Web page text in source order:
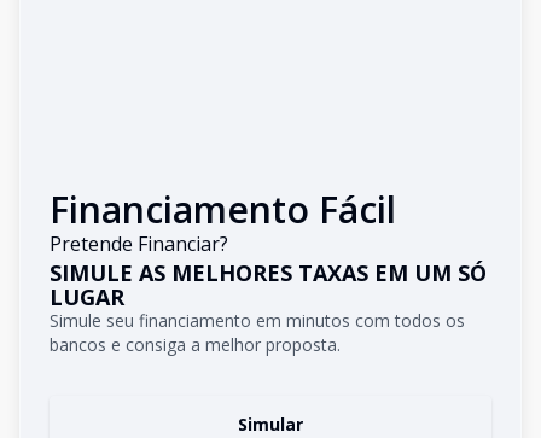
Financiamento Fácil
Pretende Financiar?
SIMULE AS MELHORES TAXAS EM UM SÓ
LUGAR
Simule seu financiamento em minutos com todos os
bancos e consiga a melhor proposta.
Simular